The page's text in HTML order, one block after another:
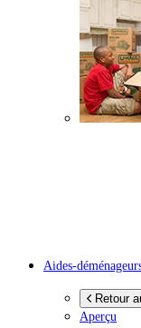
Aides-
Retour
Aperçu